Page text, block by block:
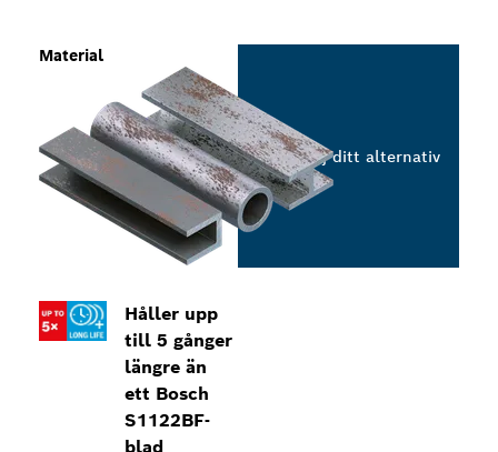
Håller upp
till 5 gånger
längre än
ett Bosch
S1122BF-
blad
Material
Välj ditt alternativ